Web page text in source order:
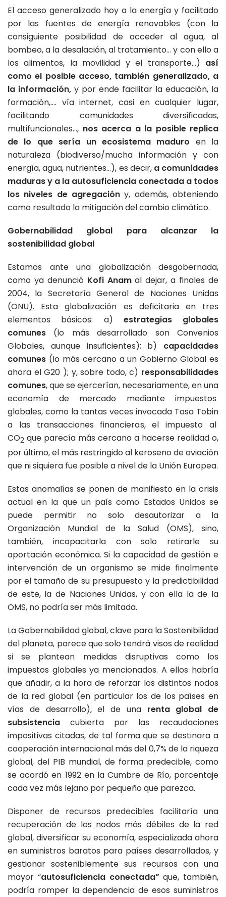
El acceso generalizado hoy a la energía y facilitado
por las fuentes de energía renovables (con la
consiguiente posibilidad de acceder al agua, al
bombeo, a la desalación, al tratamiento… y con ello a
los alimentos, la movilidad y el transporte…) así
como el posible acceso, también generalizado, a
la información, y por ende facilitar la educación, la
formación,…. vía internet, casi en cualquier lugar,
facilitando comunidades diversificadas,
multifuncionales…, nos acerca a la posible replica
de lo que sería un ecosistema maduro en la
naturaleza (biodiverso/mucha información y con
energía, agua, nutrientes…), es decir, a comunidades
maduras y a la autosuficiencia conectada a todos
los niveles de agregacióny, además, obteniendo
como resultado la mitigación del cambio climático.
Gobernabilidad global para alcanzar la
sostenibilidad global
Estamos ante una globalización desgobernada,
como ya denunció Kofi Anamal dejar, a finales de
2004, la Secretaría General de Naciones Unidas
(ONU). Esta globalización es deficitaria en tres
elementos básicos: a) estrategias globales
comunes (lo más desarrollado son Convenios
Globales, aunque insuficientes); b) capacidades
comunes (lo más cercano a un Gobierno Global es
ahora el G20 ); y, sobre todo, c) responsabilidades
comunes, que se ejercerían, necesariamente, en una
economía de mercado mediante impuestos
globales, como la tantas veces invocada Tasa Tobin
a las transacciones financieras, el impuesto al
CO2 que parecía más cercano a hacerse realidad o,
por último, el más restringido al keroseno de aviación
que ni siquiera fue posible a nivel de la Unión Europea.
Estas anomalías se ponen de manifiesto en la crisis
actual en la que un país como Estados Unidos se
puede permitir no solo desautorizar a la
Organización Mundial de la Salud (OMS), sino,
también, incapacitarla con solo retirarle su
aportación económica. Si la capacidad de gestión e
intervención de un organismo se mide finalmente
por el tamaño de su presupuesto y la predictibilidad
de este, la de Naciones Unidas, y con ella la de la
OMS, no podría ser más limitada.
La Gobernabilidad global, clave para la Sostenibilidad
del planeta, parece que solo tendrá visos de realidad
si se plantean medidas disruptivas como los
impuestos globales ya mencionados. A ellos habría
que añadir, a la hora de reforzar los distintos nodos
de la red global (en particular los de los países en
vías de desarrollo), el de una renta global de
subsistencia cubierta por las recaudaciones
impositivas citadas, de tal forma que se destinara a
cooperación internacional más del 0,7% de la riqueza
global, del PIB mundial, de forma predecible, como
se acordó en 1992 en la Cumbre de Río, porcentaje
cada vez más lejano por pequeño que parezca.
Disponer de recursos predecibles facilitaría una
recuperación de los nodos más débiles de la red
global, diversificar su economía, especializada ahora
en suministros baratos para países desarrollados, y
gestionar sosteniblemente sus recursos con una
mayor “autosuficiencia conectada” que, también,
podría romper la dependencia de esos suministros